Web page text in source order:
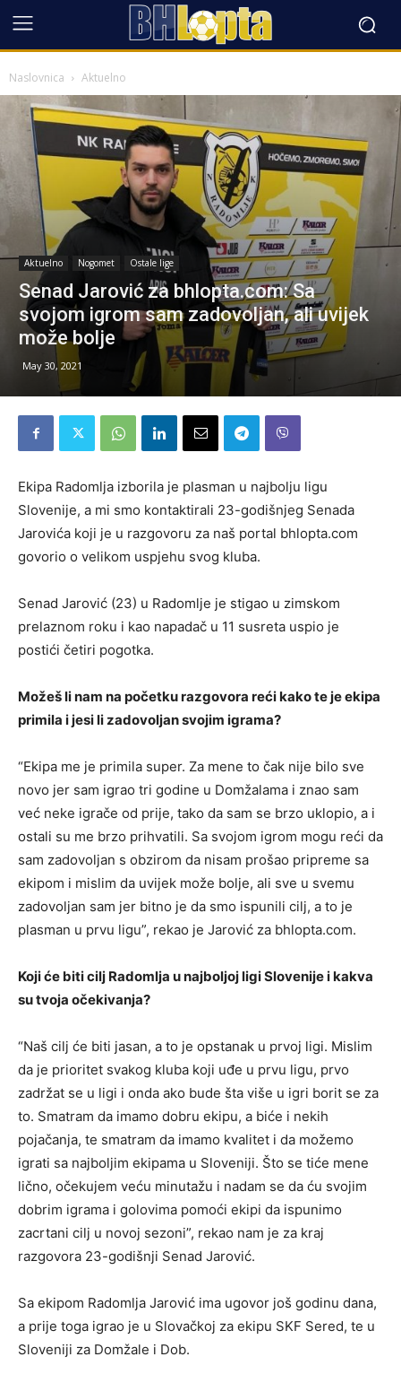
Naslovnica Aktuelno
Aktuelno Nogomet Ostale lige
Senad Jarović za bhlopta.com: Sa
svojom igrom sam zadovoljan, ali uvijek
može bolje
May 30, 2021
Ekipa Radomlja izborila je plasman u najbolju ligu
Slovenije, a mi smo kontaktirali 23-godišnjeg Senada
Jarovića koji je u razgovoru za naš portal bhlopta.com
govorio o velikom uspjehu svog kluba.
Senad Jarović (23) u Radomlje je stigao u zimskom
prelaznom roku i kao napadač u 11 susreta uspio je
postići četiri pogotka.
Možeš li nam na početku razgovora reći kako te je ekipa
primila i jesi li zadovoljan svojim igrama?
“Ekipa me je primila super. Za mene to čak nije bilo sve
novo jer sam igrao tri godine u Domžalama i znao sam
već neke igrače od prije, tako da sam se brzo uklopio, a i
ostali su me brzo prihvatili. Sa svojom igrom mogu reći da
sam zadovoljan s obzirom da nisam prošao pripreme sa
ekipom i mislim da uvijek može bolje, ali sve u svemu
zadovoljan sam jer bitno je da smo ispunili cilj, a to je
plasman u prvu ligu”, rekao je Jarović za bhlopta.com.
Koji će biti cilj Radomlja u najboljoj ligi Slovenije i kakva
su tvoja očekivanja?
“Naš cilj će biti jasan, a to je opstanak u prvoj ligi. Mislim
da je prioritet svakog kluba koji uđe u prvu ligu, prvo
zadržat se u ligi i onda ako bude šta više u igri borit se za
to. Smatram da imamo dobru ekipu, a biće i nekih
pojačanja, te smatram da imamo kvalitet i da možemo
igrati sa najboljim ekipama u Sloveniji. Što se tiće mene
lično, očekujem veću minutažu i nadam se da ću svojim
dobrim igrama i golovima pomoći ekipi da ispunimo
zacrtani cilj u novoj sezoni”, rekao nam je za kraj
razgovora 23-godišnji Senad Jarović.
Sa ekipom Radomlja Jarović ima ugovor još godinu dana,
a prije toga igrao je u Slovačkoj za ekipu SKF Sered, te u
Sloveniji za Domžale i Dob.